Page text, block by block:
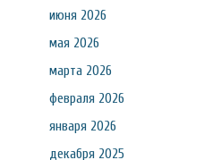
июня 2026
мая 2026
марта 2026
февраля 2026
января 2026
декабря 2025